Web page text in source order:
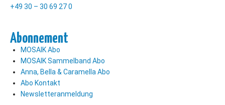
+49 30 – 30 69 27 0
Abonnement
MOSAIK Abo
MOSAIK Sammelband Abo
Anna, Bella & Caramella Abo
Abo Kontakt
Newsletteranmeldung